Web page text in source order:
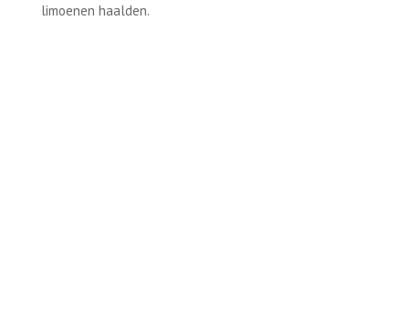
limoenen haalden.